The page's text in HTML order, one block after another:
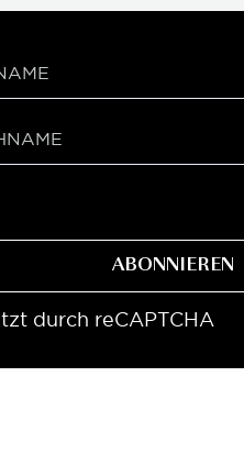
ABONNIEREN
durch reCAPTCHA